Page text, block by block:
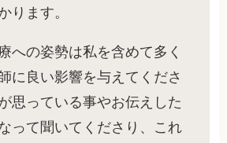
ります。
への姿勢は私を含めて多く
に良い影響を与えてくださ
思っている事やお伝えした
って聞いてくださり、これ